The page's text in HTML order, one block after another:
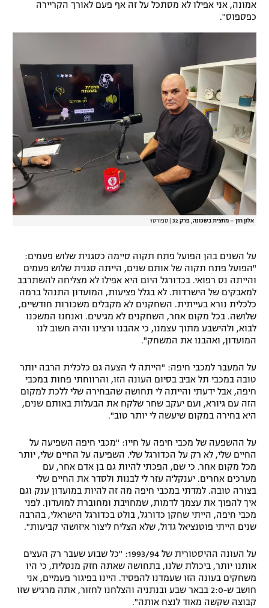
אמונה, אני אפילו לא מסתכל על זה אף פעם לאורך הקריירה
כפספוס".
אלון חזן – מחצית בשכונה, פרק 32 ספורט1
על השנים בהן הפועל פתח תקוה סיימה כסגנית שלוש פעמים:
"הפועל פתח תקוה של אותם שנים, הייתה סגנית שלוש פעמים
והייתה נס רפואי. בכדורגל היום היא אפילו לא מצליחה להשתרבב
למאבקים של הישרדות. לא בגלל פציעות, המועדון התנהל ברמה
כלכלית נורא בעייתית. השחקנים לא מקבלים משכורות חודשיים,
שלושה. בכל מקום אחר, השחקנים לא מגיעים. ואנחנו המשכנו
לבוא, ולהישבע מתוך עצמנו, כי אהבנו ורצינו והיה חשוב לנו
המועדון, ואהבנו את המשחק".
על המעבר למכבי חיפה: "הייתה לי הצעה גם כלכלית הרבה יותר
טובה במכבי תל אביב בסיום העונה הזו, והרווחתי פחות במכבי
חיפה, אבל ידעתי והייתה לי תחושה שהבחירה שלי ללכת למקום
הזה עם גיורא, ועם יעקב שחר שלקח את הבעלות באותם שנים,
היא בחירה במקום שיעשה לי יותר טוב".
על ההשפעה של מכבי חיפה על חייו: "מכבי חיפה השפיעה על
החיים שלי, לא רק על הכדורגל שלי. השפיעה על החיים שלי, יותר
מכל מקום אחר. כי שם, הפכתי להיות גם בן אדם אחר, עם
מערכים אחרים. יענקל'ה עזר לי לבנות ולסדר את החיים שלי
בצורה טובה. למדתי במכבי חיפה מה זה להיות במועדון ענק וגם
איך להפוך את עצמך לדמות, שמחויבת ומחוברת למועדון. לפני
מכבי חיפה, הייתי שחקן כדורגל, בולט בכדורגל הישראלי, בהרבה
שנים הייתי פוטנציאל גדול, שלא הצליח ליצור איזושהי קביעות".
על העונה ההיסטורית של 1993/94: "כל שבוע שעבר רק העצים
אותנו יותר, ביכולת שלנו, בתחושה שאתה חזק מנטלית, כי היו
משחקים בעונה הזו שעמדנו להפסיד. היינו בפיגור פעמיים, אני
חושב ש-2:0 בבאר שבע ובנתניה והצלחנו לחזור, אתה מרגיש שזו
קבוצה שקשה מאוד לנצח אותה".